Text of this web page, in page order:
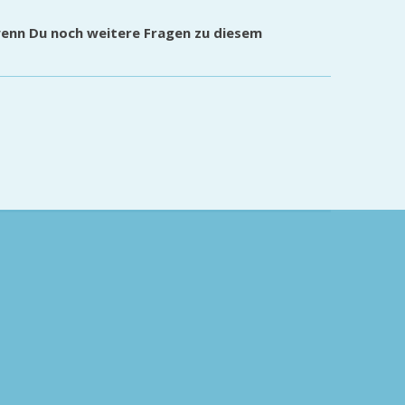
Du noch weitere Fragen zu diesem